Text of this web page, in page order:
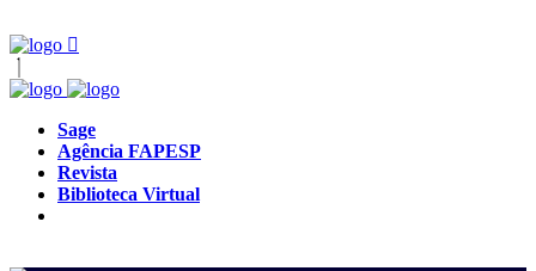
Sage
Agência FAPESP
Revista
Biblioteca Virtual